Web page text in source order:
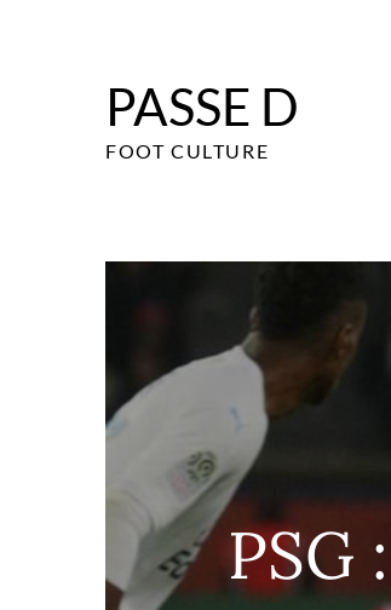
PASSE D
FOOT CULTURE
PSG